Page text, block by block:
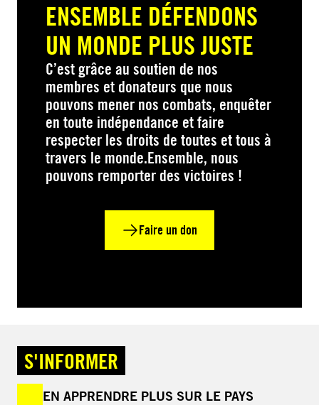
ENSEMBLE DÉFENDONS
UN MONDE PLUS JUSTE
C’est grâce au soutien de nos
membres et donateurs que nous
pouvons mener nos combats, enquêter
en toute indépendance et faire
respecter les droits de toutes et tous à
travers le monde.Ensemble, nous
pouvons remporter des victoires !
Faire un don
S'INFORMER
EN APPRENDRE PLUS SUR LE PAYS